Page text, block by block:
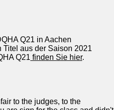
Q21 in Aachen
aus der Saison 2021
Q21 finden Sie hier.
to the judges, to the